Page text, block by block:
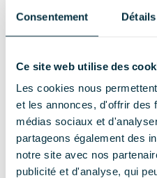
Consentement Détails
Ce site web utilise des
Les cookies nous
et les annonces, d'offrir des
médias sociaux et
partageons également des
notre site avec nos
publicité et d'analyse, qui
au réseau et gagnant
C’est un geste concret
votre portefeuille
votre autonomie
l’environnement
la valeur de votre